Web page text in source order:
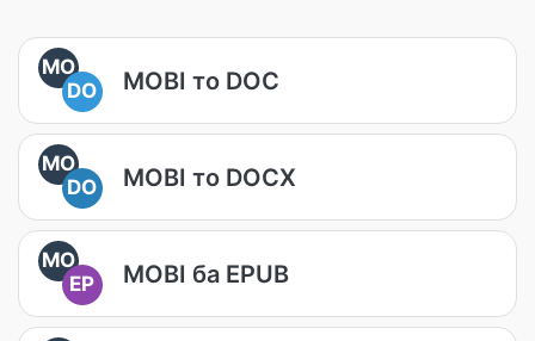
MO
DO
MOBI то DOC
MO
DO
MOBI то DOCX
MO
EP
MOBI ба EPUB